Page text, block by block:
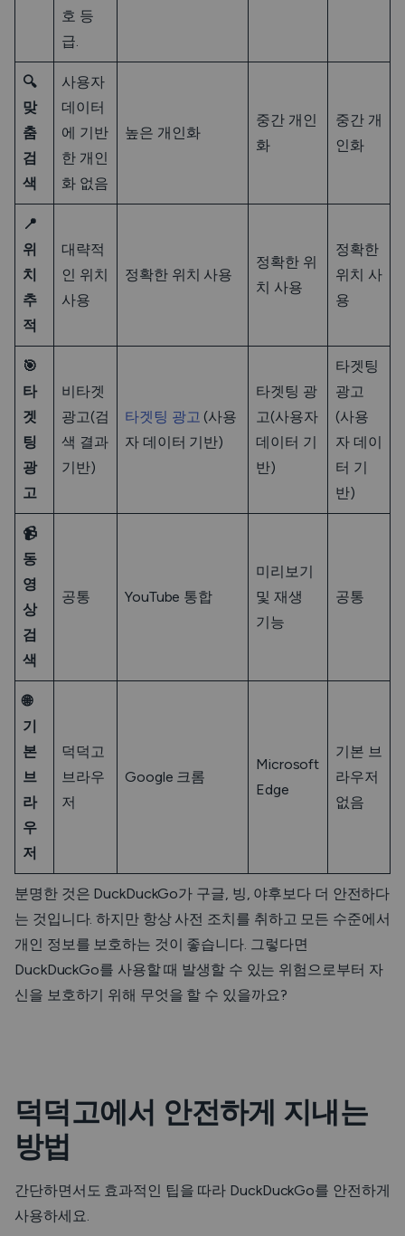
호 등
급.
🔍
맞
춤
검
색
사용자
데이터
에 기반
한 개인
화 없음
높은 개인화
중간 개인
화
중간 개
인화
📍
위
치
추
적
대략적
인 위치
사용
정확한 위치 사용
정확한 위
치 사용
정확한
위치 사
용
🎯
타
겟
팅
광
고
비타겟
광고(검
색 결과
기반)
타겟팅 광고 (사용
자 데이터 기반)
타겟팅 광
고(사용자
데이터 기
반)
타겟팅
광고
(사용
자 데이
터 기
반)
📹
동
영
상
검
색
공통 YouTube 통합
미리보기
및 재생
기능
공통
🌐
기
본
브
라
우
저
덕덕고
브라우
저
Google 크롬
Microsoft
Edge
기본 브
라우저
없음
분명한 것은 DuckDuckGo가 구글, 빙, 야후보다 더 안전하다
는 것입니다. 하지만 항상 사전 조치를 취하고 모든 수준에서
개인 정보를 보호하는 것이 좋습니다. 그렇다면
DuckDuckGo를 사용할 때 발생할 수 있는 위험으로부터 자
신을 보호하기 위해 무엇을 할 수 있을까요?
덕덕고에서 안전하게 지내는
방법
간단하면서도 효과적인 팁을 따라 DuckDuckGo를 안전하게
사용하세요.